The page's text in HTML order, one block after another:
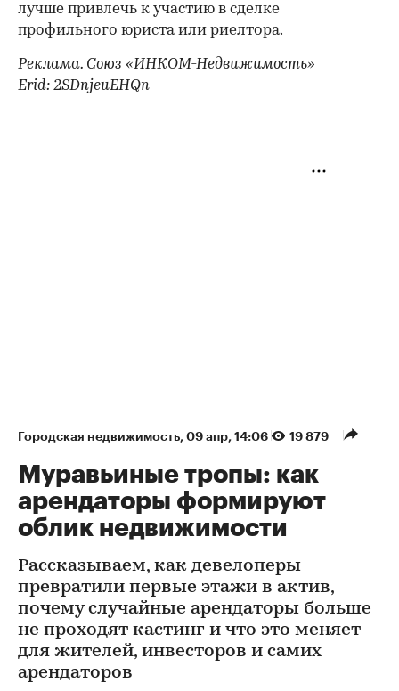
лучше привлечь к участию в сделке
профильного юриста или риелтора.
Реклама. Союз «ИНКОМ-Недвижимость»
Erid: 2SDnjeuEHQn
Городская недвижимость 09 апр, 14:06 19 879
Муравьиные тропы: как
арендаторы формируют
облик недвижимости
Рассказываем, как девелоперы
превратили первые этажи в актив,
почему случайные арендаторы больше
не проходят кастинг и что это меняет
для жителей, инвесторов и самих
арендаторов